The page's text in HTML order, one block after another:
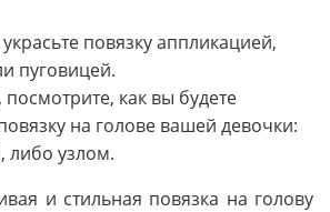
украсьте повязку аппликацией,
пуговицей.
посмотрите, как вы будете
на голове вашей девочки:
либо узлом.
и стильная повязка на голову